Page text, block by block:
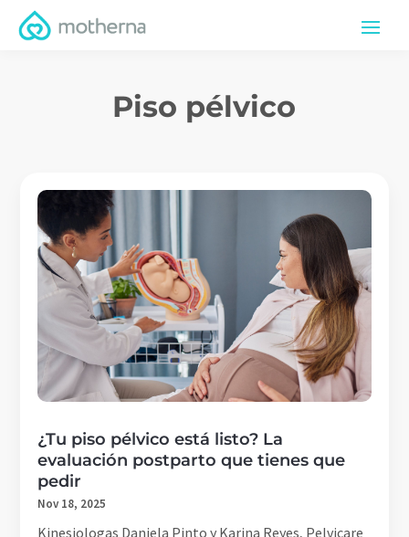
Piso pélvico
¿Tu piso pélvico está listo? La
evaluación postparto que tienes que
pedir
Nov 18, 2025
Kinesiologas Daniela Pinto y Karina Reyes, Pelvicare